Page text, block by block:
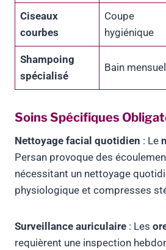
Ciseaux
courbes
Coupe
hygiénique
Shampoing
spécialisé
Bain mensuel
Soins Spécifiques
Nettoyage facial quotidien : Le
Persan provoque des
nécessitant un nettoyage
physiologique et compresses
Surveillance auriculaire : Les
requièrent une inspection